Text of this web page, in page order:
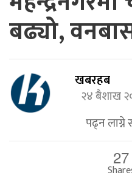
बढ्यो,
खबरहब
२४ बैशाख
पढ्न लाग्ने
27